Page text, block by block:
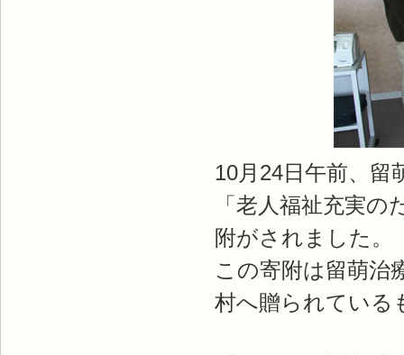
10月24日午前、留
「老人福祉充実
附がされました。
この寄附は留萌治
村へ贈られている